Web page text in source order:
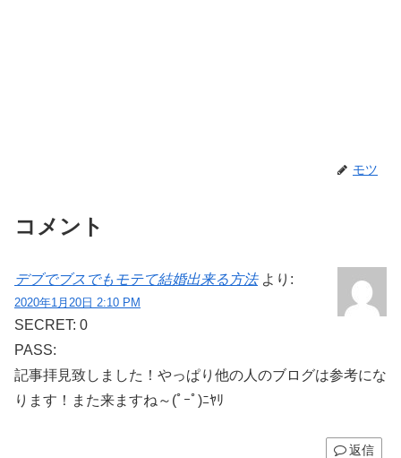
モツ
コメント
デブでブスでもモテて結婚出来る方法 より:
2020年1月20日 2:10 PM
SECRET: 0
PASS:
記事拝見致しました！やっぱり他の人のブログは参考にな
ります！また来ますね～(ﾟｰﾟ)ﾆﾔﾘ
返信